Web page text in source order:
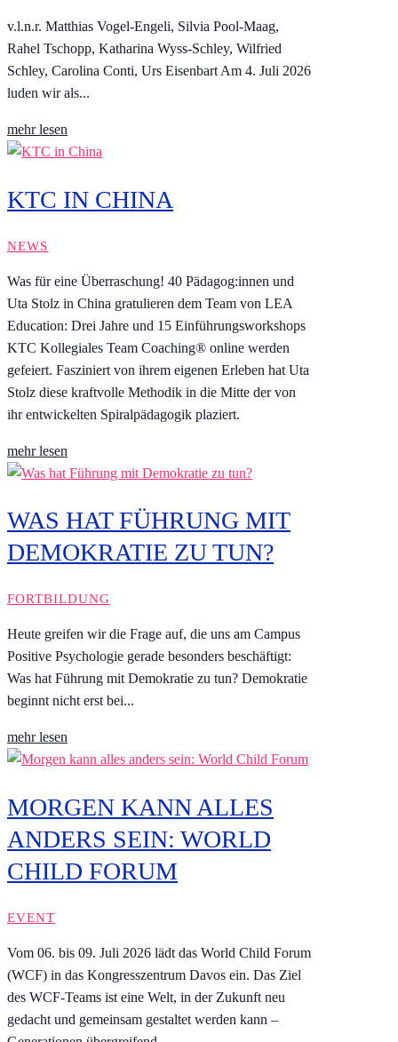
v.l.n.r. Matthias Vogel-Engeli, Silvia Pool-Maag,
Rahel Tschopp, Katharina Wyss-Schley, Wilfried
Schley, Carolina Conti, Urs Eisenbart Am 4. Juli 2026
luden wir als...
mehr lesen
KTC IN CHINA
NEWS
Was für eine Überraschung! 40 Pädagog:innen und
Uta Stolz in China gratulieren dem Team von LEA
Education: Drei Jahre und 15 Einführungsworkshops
KTC Kollegiales Team Coaching® online werden
gefeiert. Fasziniert von ihrem eigenen Erleben hat Uta
Stolz diese kraftvolle Methodik in die Mitte der von
ihr entwickelten Spiralpädagogik plaziert.
mehr lesen
WAS HAT FÜHRUNG MIT
DEMOKRATIE ZU TUN?
FORTBILDUNG
Heute greifen wir die Frage auf, die uns am Campus
Positive Psychologie gerade besonders beschäftigt:
Was hat Führung mit Demokratie zu tun? Demokratie
beginnt nicht erst bei...
mehr lesen
MORGEN KANN ALLES
ANDERS SEIN: WORLD
CHILD FORUM
EVENT
Vom 06. bis 09. Juli 2026 lädt das World Child Forum
(WCF) in das Kongresszentrum Davos ein. Das Ziel
des WCF-Teams ist eine Welt, in der Zukunft neu
gedacht und gemeinsam gestaltet werden kann –